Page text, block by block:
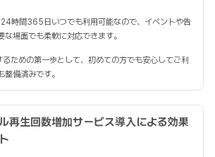
時間365日いつでも利用可能なので、イベントや告
場面でも柔軟に対応できます。
るための第一歩として、初めての方でも安心してご利
整備済みです。
再生回数増加サービス導入による効果